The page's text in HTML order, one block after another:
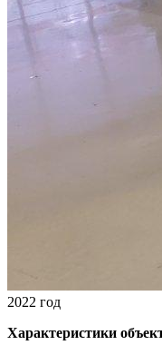
2022 год
Характеристики